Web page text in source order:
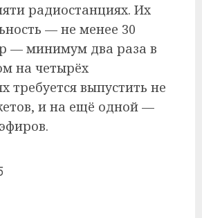
радиостанциях. Их
— не менее 30
— минимум два раза в
на четырёх
требуется выпустить не
и на ещё одной —